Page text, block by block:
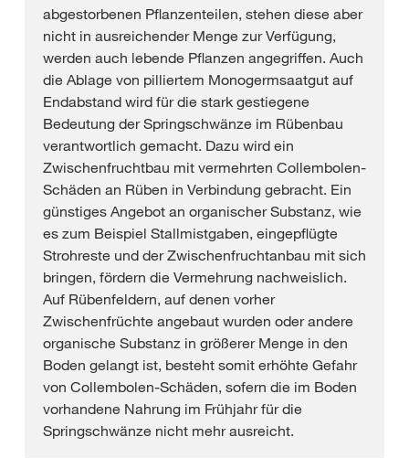
abgestorbenen Pflanzenteilen, stehen diese aber
nicht in ausreichender Menge zur Verfügung,
werden auch lebende Pflanzen angegriffen. Auch
die Ablage von pilliertem Monogermsaatgut auf
Endabstand wird für die stark gestiegene
Bedeutung der Springschwänze im Rübenbau
verantwortlich gemacht. Dazu wird ein
Zwischenfruchtbau mit vermehrten Collembolen-
Schäden an Rüben in Verbindung gebracht. Ein
günstiges Angebot an organischer Substanz, wie
es zum Beispiel Stallmistgaben, eingepflügte
Strohreste und der Zwischenfruchtanbau mit sich
bringen, fördern die Vermehrung nachweislich.
Auf Rübenfeldern, auf denen vorher
Zwischenfrüchte angebaut wurden oder andere
organische Substanz in größerer Menge in den
Boden gelangt ist, besteht somit erhöhte Gefahr
von Collembolen-Schäden, sofern die im Boden
vorhandene Nahrung im Frühjahr für die
Springschwänze nicht mehr ausreicht.